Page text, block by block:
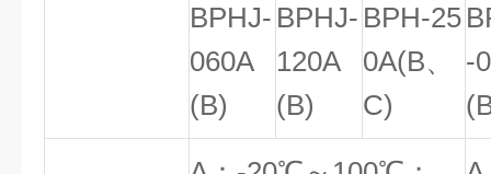
BPHJ-
060A
(B)
BPHJ-
120A
(B)
BPH-25
0A(B、
C)
-